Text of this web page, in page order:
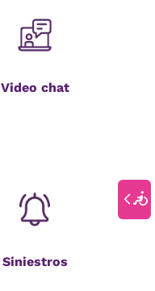
Video chat
Siniestros